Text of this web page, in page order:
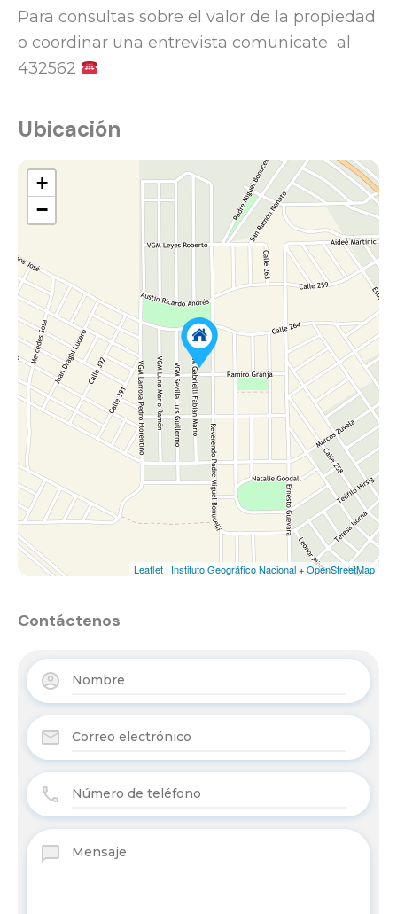
Para consultas sobre el valor de la propiedad
o coordinar una entrevista comunicate al
432562
Ubicación
+
−
Leaflet | Instituto Geográfico Nacional+OpenStreetMap
Contáctenos